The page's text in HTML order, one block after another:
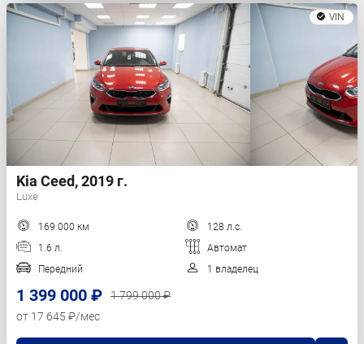
VIN
Kia Ceed, 2019 г.
Luxe
169 000 км
128 л.с.
1.6 л.
Автомат
Передний
1 владелец
1 399 000 ₽
1 799 000 ₽
от 17 645 ₽/мес